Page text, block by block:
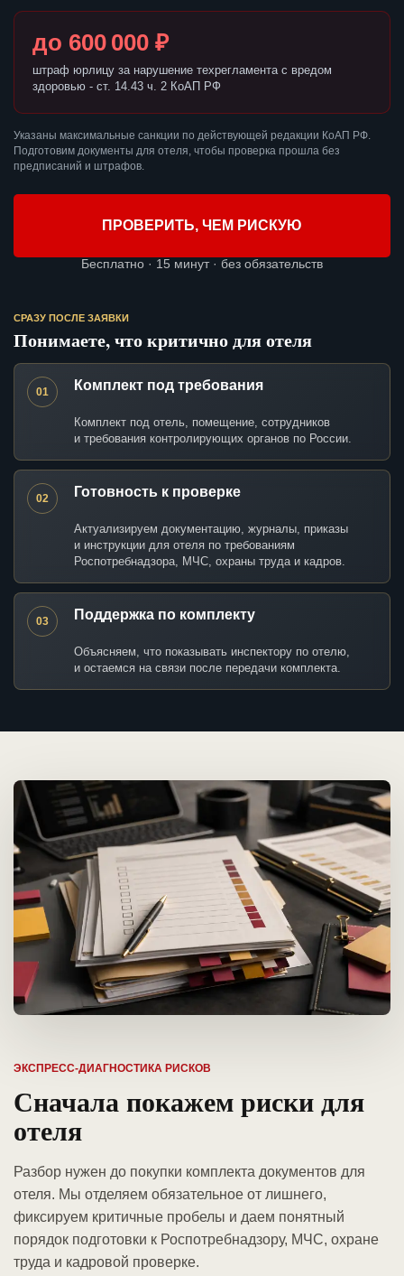
до 600 000 ₽
штраф юрлицу за нарушение техрегламента с вредом
здоровью - ст. 14.43 ч. 2 КоАП РФ
Указаны максимальные санкции по действующей редакции КоАП РФ.
Подготовим документы для отеля, чтобы проверка прошла без
предписаний и штрафов.
ПРОВЕРИТЬ, ЧЕМ РИСКУЮ
Бесплатно · 15 минут · без обязательств
СРАЗУ ПОСЛЕ ЗАЯВКИ
Понимаете, что критично для отеля
01 Комплект под требования
Комплект под отель, помещение, сотрудников
и требования контролирующих органов по России.
02 Готовность к проверке
Актуализируем документацию, журналы, приказы
и инструкции для отеля по требованиям
Роспотребнадзора, МЧС, охраны труда и кадров.
03 Поддержка по комплекту
Объясняем, что показывать инспектору по отелю,
и остаемся на связи после передачи комплекта.
ЭКСПРЕСС-ДИАГНОСТИКА РИСКОВ
Сначала покажем риски для
отеля
Разбор нужен до покупки комплекта документов для
отеля. Мы отделяем обязательное от лишнего,
фиксируем критичные пробелы и даем понятный
порядок подготовки к Роспотребнадзору, МЧС, охране
труда и кадровой проверке.